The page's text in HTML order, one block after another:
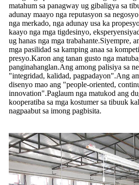
matahum sa panagway ug gibaligya sa
adunay maayo nga reputasyon sa
nga merkado, nga adunay usa ka
kaayo nga mga tigdesinyo,
ug hanas nga mga trabahante.Siyempre,
mga pasilidad sa kamping anaa sa
presyo.Karon ang tanan gusto nga
panginahanglan.Ang among palisiya sa
"integridad, kalidad, pagpadayon".Ang
disenyo mao ang "people-oriented,
innovation".Paglaum nga matukod ang
kooperatiba sa mga kostumer sa tibuuk
nagpaabut sa imong pagbisita.